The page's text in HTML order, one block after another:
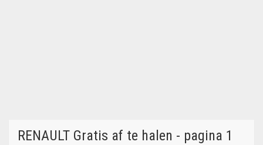
RENAULT Gratis af te halen - pagina 1